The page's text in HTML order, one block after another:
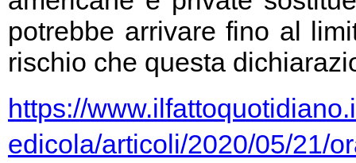
potrebbe arrivare fino al
rischio che questa
https://
edicola/articoli/2020/05/21/